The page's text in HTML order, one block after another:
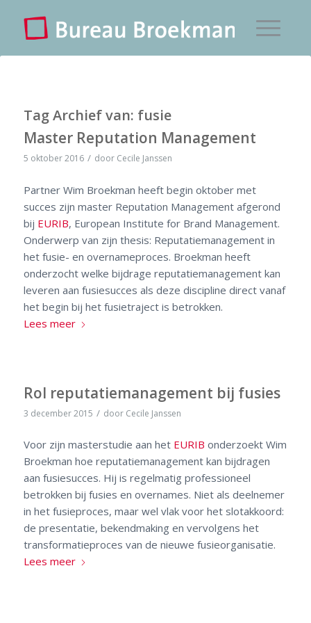
Tag Archief van: fusie
Master Reputation Management
5 oktober 2016 / door Cecile Janssen
Partner Wim Broekman heeft begin oktober met
succes zijn master Reputation Management afgerond
bij EURIB, European Institute for Brand Management.
Onderwerp van zijn thesis: Reputatiemanagement in
het fusie- en overnameproces. Broekman heeft
onderzocht welke bijdrage reputatiemanagement kan
leveren aan fusiesucces als deze discipline direct vanaf
het begin bij het fusietraject is betrokken.
Lees meer
Rol reputatiemanagement bij fusies
3 december 2015 / door Cecile Janssen
Voor zijn masterstudie aan het EURIB onderzoekt Wim
Broekman hoe reputatiemanagement kan bijdragen
aan fusiesucces. Hij is regelmatig professioneel
betrokken bij fusies en overnames. Niet als deelnemer
in het fusieproces, maar wel vlak voor het slotakkoord:
de presentatie, bekendmaking en vervolgens het
transformatieproces van de nieuwe fusieorganisatie.
Lees meer